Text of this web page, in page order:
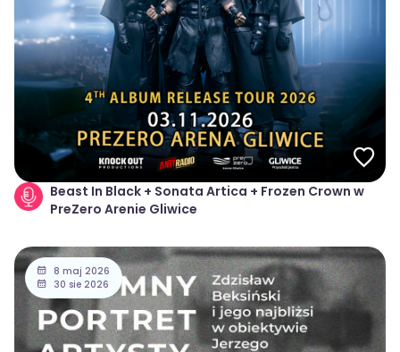
Beast In Black + Sonata Artica + Frozen Crown w
PreZero Arenie Gliwice
8 maj 2026
30 sie 2026